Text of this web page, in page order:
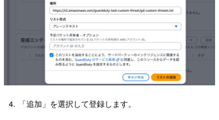
「追加」を選択して登録します。